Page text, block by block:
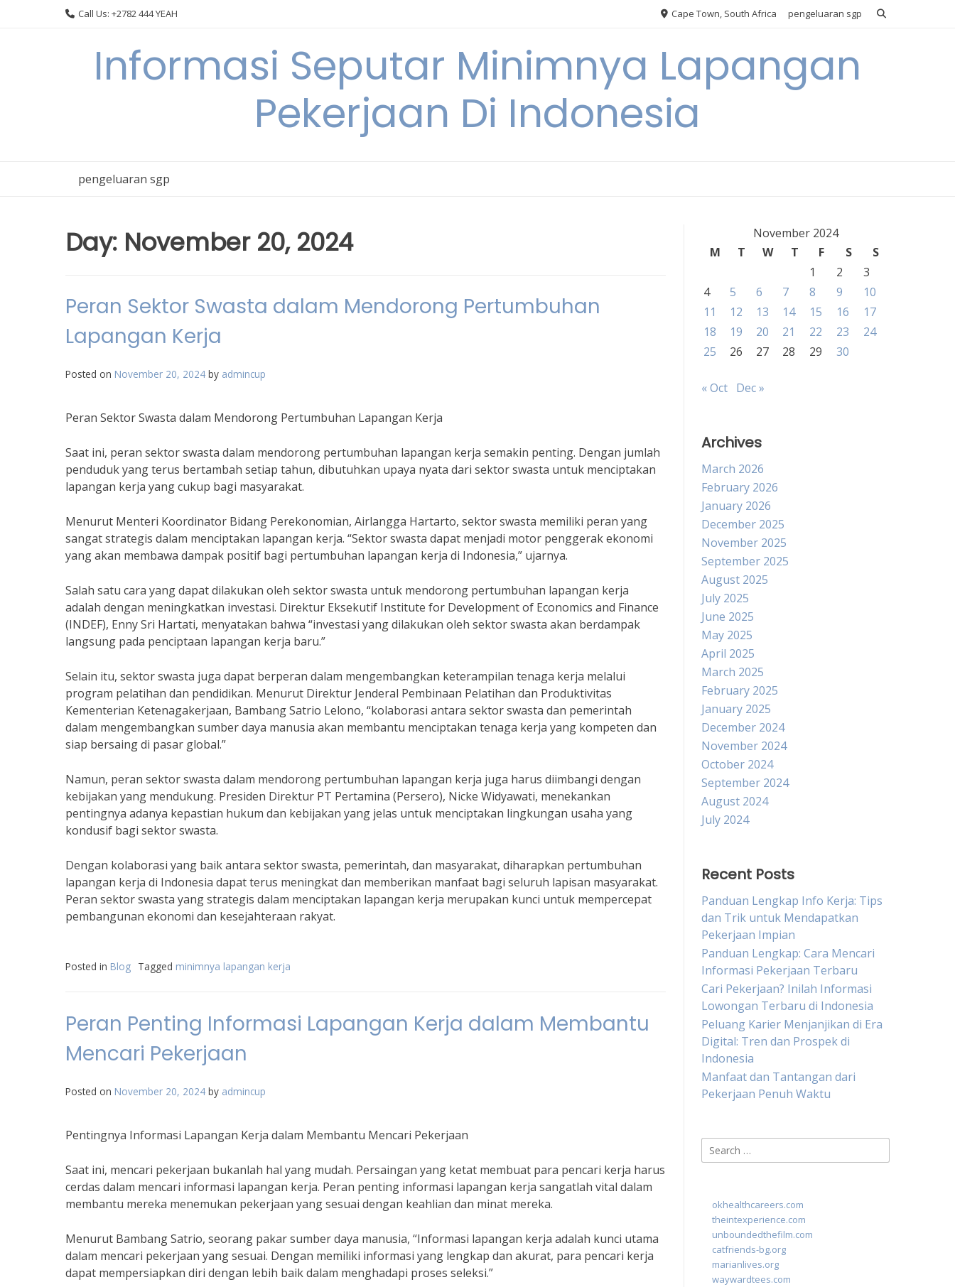
Call Us: +2782 444 YEAH Cape Town, South Africa pengeluaran sgp
Informasi Seputar Minimnya Lapangan
Pekerjaan Di Indonesia
pengeluaran sgp
Day: November 20, 2024
Peran Sektor Swasta dalam Mendorong Pertumbuhan
Lapangan Kerja
Posted on November 20, 2024 by admincup
Peran Sektor Swasta dalam Mendorong Pertumbuhan Lapangan Kerja
Saat ini, peran sektor swasta dalam mendorong pertumbuhan lapangan kerja semakin penting. Dengan jumlah
penduduk yang terus bertambah setiap tahun, dibutuhkan upaya nyata dari sektor swasta untuk menciptakan
lapangan kerja yang cukup bagi masyarakat.
Menurut Menteri Koordinator Bidang Perekonomian, Airlangga Hartarto, sektor swasta memiliki peran yang
sangat strategis dalam menciptakan lapangan kerja. “Sektor swasta dapat menjadi motor penggerak ekonomi
yang akan membawa dampak positif bagi pertumbuhan lapangan kerja di Indonesia,” ujarnya.
Salah satu cara yang dapat dilakukan oleh sektor swasta untuk mendorong pertumbuhan lapangan kerja
adalah dengan meningkatkan investasi. Direktur Eksekutif Institute for Development of Economics and Finance
(INDEF), Enny Sri Hartati, menyatakan bahwa “investasi yang dilakukan oleh sektor swasta akan berdampak
langsung pada penciptaan lapangan kerja baru.”
Selain itu, sektor swasta juga dapat berperan dalam mengembangkan keterampilan tenaga kerja melalui
program pelatihan dan pendidikan. Menurut Direktur Jenderal Pembinaan Pelatihan dan Produktivitas
Kementerian Ketenagakerjaan, Bambang Satrio Lelono, “kolaborasi antara sektor swasta dan pemerintah
dalam mengembangkan sumber daya manusia akan membantu menciptakan tenaga kerja yang kompeten dan
siap bersaing di pasar global.”
Namun, peran sektor swasta dalam mendorong pertumbuhan lapangan kerja juga harus diimbangi dengan
kebijakan yang mendukung. Presiden Direktur PT Pertamina (Persero), Nicke Widyawati, menekankan
pentingnya adanya kepastian hukum dan kebijakan yang jelas untuk menciptakan lingkungan usaha yang
kondusif bagi sektor swasta.
Dengan kolaborasi yang baik antara sektor swasta, pemerintah, dan masyarakat, diharapkan pertumbuhan
lapangan kerja di Indonesia dapat terus meningkat dan memberikan manfaat bagi seluruh lapisan masyarakat.
Peran sektor swasta yang strategis dalam menciptakan lapangan kerja merupakan kunci untuk mempercepat
pembangunan ekonomi dan kesejahteraan rakyat.
Posted in Blog Tagged minimnya lapangan kerja
Peran Penting Informasi Lapangan Kerja dalam Membantu
Mencari Pekerjaan
Posted on November 20, 2024 by admincup
Pentingnya Informasi Lapangan Kerja dalam Membantu Mencari Pekerjaan
Saat ini, mencari pekerjaan bukanlah hal yang mudah. Persaingan yang ketat membuat para pencari kerja harus
cerdas dalam mencari informasi lapangan kerja. Peran penting informasi lapangan kerja sangatlah vital dalam
membantu mereka menemukan pekerjaan yang sesuai dengan keahlian dan minat mereka.
Menurut Bambang Satrio, seorang pakar sumber daya manusia, “Informasi lapangan kerja adalah kunci utama
dalam mencari pekerjaan yang sesuai. Dengan memiliki informasi yang lengkap dan akurat, para pencari kerja
dapat mempersiapkan diri dengan lebih baik dalam menghadapi proses seleksi.”
November 2024
M
T W T F S
S
1
2
3
4
5 6 7 8 9
10
11
12 13 14 15 16
17
18
19 20 21 22 23
24
25
26 27 28 29 30
« Oct Dec »
Archives
March 2026
February 2026
January 2026
December 2025
November 2025
September 2025
August 2025
July 2025
June 2025
May 2025
April 2025
March 2025
February 2025
January 2025
December 2024
November 2024
October 2024
September 2024
August 2024
July 2024
Recent Posts
Panduan Lengkap Info Kerja: Tips
dan Trik untuk Mendapatkan
Pekerjaan Impian
Panduan Lengkap: Cara Mencari
Informasi Pekerjaan Terbaru
Cari Pekerjaan? Inilah Informasi
Lowongan Terbaru di Indonesia
Peluang Karier Menjanjikan di Era
Digital: Tren dan Prospek di
Indonesia
Manfaat dan Tantangan dari
Pekerjaan Penuh Waktu
Search
for:
okhealthcareers.com
theintexperience.com
unboundedthefilm.com
catfriends-bg.org
marianlives.org
waywardtees.com